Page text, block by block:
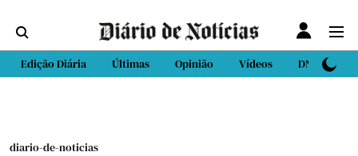
Edição Diária Últimas Opinião Vídeos DN Sport
diario-de-noticias